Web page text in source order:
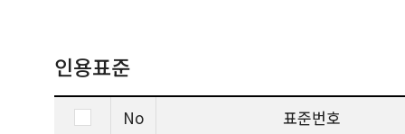
인용표준
No 표준번호